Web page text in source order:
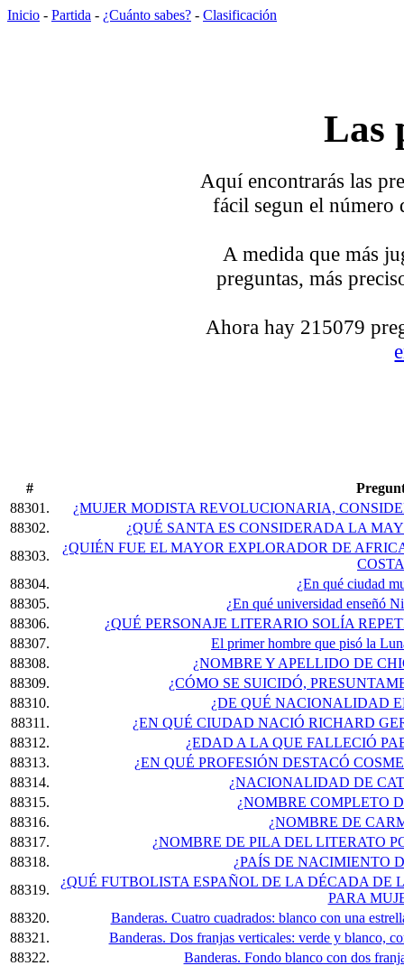
Inicio - Partida - ¿Cuánto sabes? - Clasificación
Las
Aquí encontrarás las
fácil segun el número
A medida que más
preguntas, más
Ahora hay 215079
#
88301.
¿MUJER MODISTA REVOLUCIONARIA,
88302.
¿QUÉ SANTA ES CONSIDERADA LA
88303.
¿QUIÉN FUE EL MAYOR EXPLORADOR DE
88304.
¿En qué ciudad
88305.
¿En qué universidad enseñó
88306.
¿QUÉ PERSONAJE LITERARIO SOLÍA
88307.
El primer hombre que pisó la
88308.
¿NOMBRE Y APELLIDO DE
88309.
¿CÓMO SE SUICIDÓ,
88310.
¿DE QUÉ NACIONALIDAD
88311.
¿EN QUÉ CIUDAD NACIÓ RICHARD
88312.
¿EDAD A LA QUE FALLECIÓ
88313.
¿EN QUÉ PROFESIÓN DESTACÓ
88314.
¿NACIONALIDAD DE
88315.
¿NOMBRE COMPLETO
88316.
¿NOMBRE DE
88317.
¿NOMBRE DE PILA DEL LITERATO
88318.
¿PAÍS DE NACIMIENTO
88319.
¿QUÉ FUTBOLISTA ESPAÑOL DE LA DÉCADA DE
PARA
88320.
Banderas. Cuatro cuadrados: blanco con una
88321.
Banderas. Dos franjas verticales: verde y blanco,
88322.
Banderas. Fondo blanco con dos